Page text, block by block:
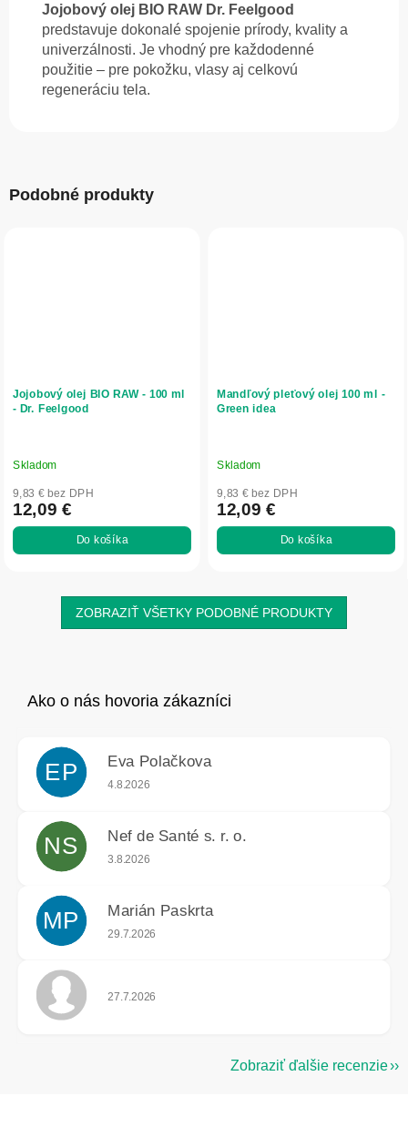
Jojobový olej BIO RAW Dr. Feelgood
predstavuje dokonalé spojenie prírody, kvality a
univerzálnosti. Je vhodný pre každodenné
použitie – pre pokožku, vlasy aj celkovú
regeneráciu tela.
Podobné produkty
Jojobový olej BIO RAW - 100 ml
- Dr. Feelgood
Skladom
9,83 € bez DPH
12,09 €
Do košíka
Mandľový pleťový olej 100 ml -
Green idea
Skladom
9,83 € bez DPH
12,09 €
Do košíka
ZOBRAZIŤ VŠETKY PODOBNÉ PRODUKTY
EP Eva Polačkova
Hodnotenie obchodu je 5 z 5 hviezdičiek.
4.8.2026
NS Nef de Santé s. r. o.
Hodnotenie obchodu je 5 z 5 hviezdičiek.
3.8.2026
MP Marián Paskrta
Hodnotenie obchodu je 5 z 5 hviezdičiek.
29.7.2026
Hodnotenie obchodu je 5 z 5 hviezdičiek.
27.7.2026
Zobraziť ďalšie recenzie